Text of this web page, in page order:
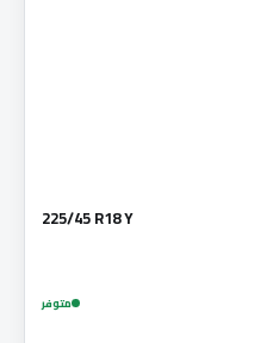
225/45 R18 Y
متوفر